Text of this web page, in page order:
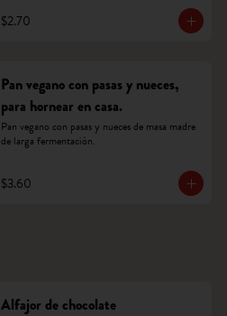
$2.70
Pan vegano con pasas y nueces,
para hornear en casa.
Pan vegano con pasas y nueces de masa madre
de larga fermentación.
$3.60
Alfajor de chocolate